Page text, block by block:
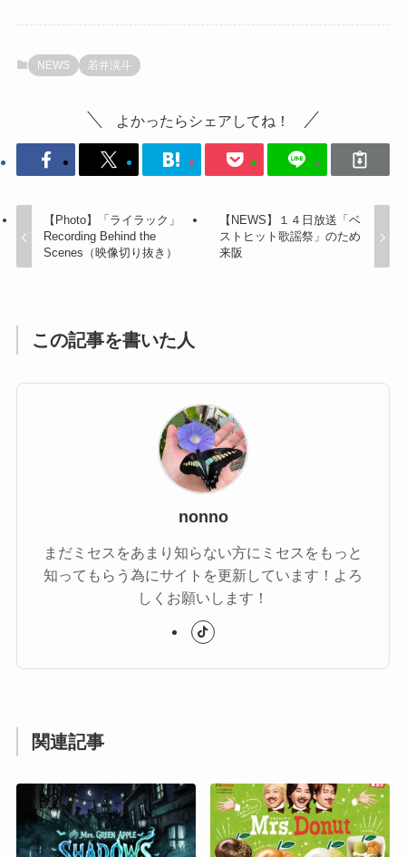
NEWS 若井滉斗
よかったらシェアしてね！
【Photo】「ライラック」
Recording Behind the
Scenes（映像切り抜き）
【NEWS】１４日放送「ベ
ストヒット歌謡祭」のため
来阪
この記事を書いた人
nonno
まだミセスをあまり知らない方にミセスをもっと
知ってもらう為にサイトを更新しています！よろ
しくお願いします！
関連記事